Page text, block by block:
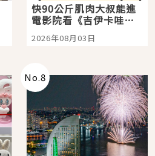
快90公斤肌肉大叔能進
電影院看《吉伊卡哇》
嗎？日本重金屬樂團
「打首」會長與nagano
2026年08月03日
No.8